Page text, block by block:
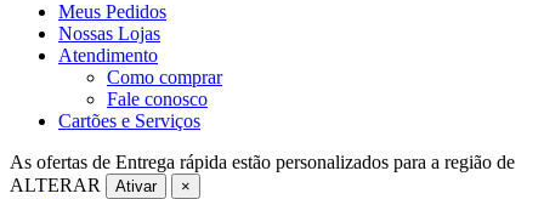
Meus Pedidos
Nossas Lojas
Atendimento
Como comprar
Fale conosco
Cartões e Serviços
As ofertas de Entrega rápida estão personalizados para a região de
ALTERAR
Ativar ×